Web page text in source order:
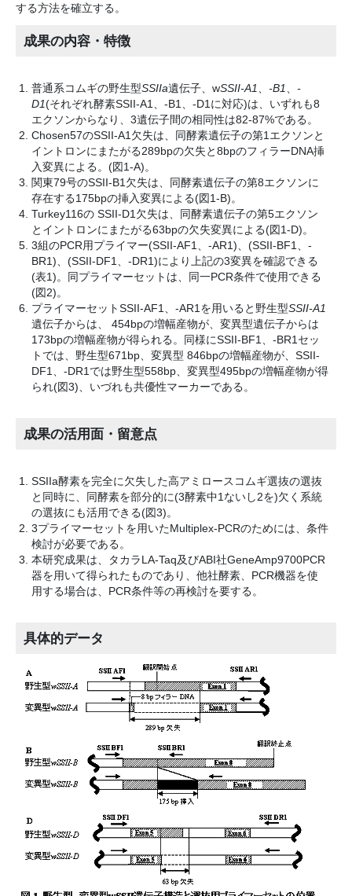
する方法を確立する。
成果の内容・特徴
普通系コムギの野生型SSIIa遺伝子、wSSII-A1 -B1
-
D1(それぞれ酵素SSII-A1、-B1、-D1に対応)は、いずれも8
エクソンからなり、3遺伝子間の相同性は82-87%である。
Chosen57のSSII-A1欠失は、同酵素遺伝子の第1エクソンと
イントロンにまたがる289bpの欠失と8bpのフィラーDNA挿
入変異による。(図1-A)。
関東79号のSSII-B1欠失は、同酵素遺伝子の第8エクソンに
存在する175bpの挿入変異による(図1-B)。
Turkey116の SSII-D1欠失は、同酵素遺伝子の第5エクソン
とイントロンにまたがる63bpの欠失変異による(図1-D)。
3組のPCR用プライマー(SSII-AF1、-AR1)、(SSII-BF1、-
BR1)、(SSII-DF1、-DR1)により上記の3変異を確認できる
(表1)。同プライマーセットは、同一PCR条件で使用できる
(図2)。
プライマーセットSSII-AF1、-AR1を用いると野生型SSII-A1
遺伝子からは、 454bpの増幅産物が、変異型遺伝子からは
173bpの増幅産物が得られる。同様にSSII-BF1、-BR1セッ
トでは、野生型671bp、変異型 846bpの増幅産物が、SSII-
DF1、-DR1では野生型558bp、変異型495bpの増幅産物が得
られ(図3)、いづれも共優性マーカーである。
成果の活用面・留意点
SSIIa酵素を完全に欠失した高アミロースコムギ選抜の選抜
と同時に、同酵素を部分的に(3酵素中1ないし2を)欠く系統
の選抜にも活用できる(図3)。
3プライマーセットを用いたMultiplex-PCRのためには、条件
検討が必要である。
本研究成果は、タカラLA-Taq及びABI社GeneAmp9700PCR
器を用いて得られたものであり、他社酵素、PCR機器を使
用する場合は、PCR条件等の再検討を要する。
具体的データ